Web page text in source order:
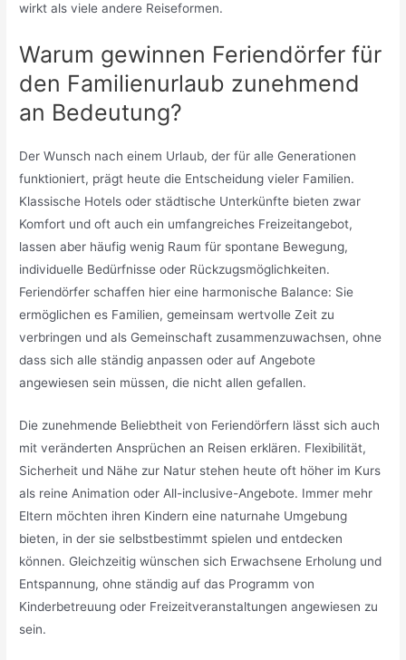
wirkt als viele andere Reiseformen.
Warum gewinnen Feriendörfer für
den Familienurlaub zunehmend
an Bedeutung?
Der Wunsch nach einem Urlaub, der für alle Generationen
funktioniert, prägt heute die Entscheidung vieler Familien.
Klassische Hotels oder städtische Unterkünfte bieten zwar
Komfort und oft auch ein umfangreiches Freizeitangebot,
lassen aber häufig wenig Raum für spontane Bewegung,
individuelle Bedürfnisse oder Rückzugsmöglichkeiten.
Feriendörfer schaffen hier eine harmonische Balance: Sie
ermöglichen es Familien, gemeinsam wertvolle Zeit zu
verbringen und als Gemeinschaft zusammenzuwachsen, ohne
dass sich alle ständig anpassen oder auf Angebote
angewiesen sein müssen, die nicht allen gefallen.
Die zunehmende Beliebtheit von Feriendörfern lässt sich auch
mit veränderten Ansprüchen an Reisen erklären. Flexibilität,
Sicherheit und Nähe zur Natur stehen heute oft höher im Kurs
als reine Animation oder All-inclusive-Angebote. Immer mehr
Eltern möchten ihren Kindern eine naturnahe Umgebung
bieten, in der sie selbstbestimmt spielen und entdecken
können. Gleichzeitig wünschen sich Erwachsene Erholung und
Entspannung, ohne ständig auf das Programm von
Kinderbetreuung oder Freizeitveranstaltungen angewiesen zu
sein.